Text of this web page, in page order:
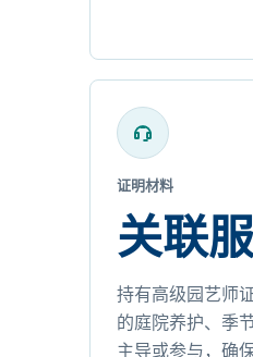
证明材料
关联
持有高级园艺师
的庭院养护、季
主导或参与，确